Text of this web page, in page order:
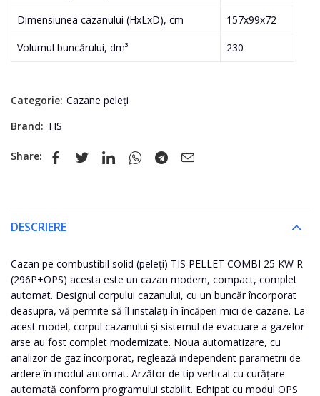
Dimensiunea cazanului (HxLxD), cm 157х99х72
Volumul buncărului, dm³ 230
Categorie: Cazane peleți
Brand: TIS
Share:
DESCRIERE
Cazan pe combustibil solid (peleți) TIS PELLET COMBI 25 KW R
(296P+OPS) acesta este un cazan modern, compact, complet
automat. Designul corpului cazanului, cu un buncăr încorporat
deasupra, vă permite să îl instalați în încăperi mici de cazane. La
acest model, corpul cazanului și sistemul de evacuare a gazelor
arse au fost complet modernizate. Noua automatizare, cu
analizor de gaz încorporat, reglează independent parametrii de
ardere în modul automat. Arzător de tip vertical cu curățare
automată conform programului stabilit. Echipat cu modul OPS